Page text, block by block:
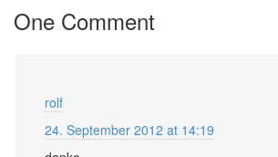
One Comment
rolf
24. September 2012 at 14:19